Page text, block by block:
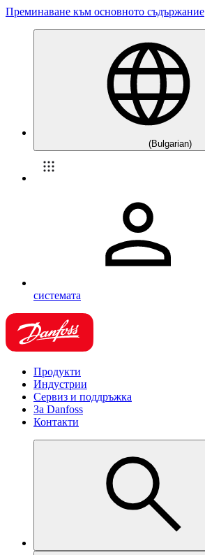
Преминаване към основното съдържание
(Bulgarian)
системата
Продукти
Индустрии
Сервиз и поддръжка
За Danfoss
Контакти